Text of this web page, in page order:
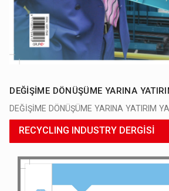
DEĞİŞİME DÖNÜŞÜME YARINA
DEĞİŞİME DÖNÜŞÜME YARINA YATIRIM
RECYCLING INDUSTRY DERGİSİ